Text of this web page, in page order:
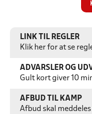
LINK TIL REGLER
Klik her for at se
ADVARSLER OG
Gult kort giver 10
AFBUD TIL KAMP
Afbud skal